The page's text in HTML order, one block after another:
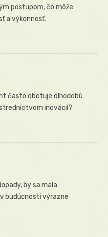
postupom, čo môže
a výkonnosť.
často obetuje dlhodobú
inovácií?
by sa mala
budúcnosti výrazne